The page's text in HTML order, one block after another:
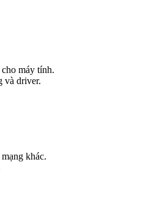
máy tính.
và driver.
khác.